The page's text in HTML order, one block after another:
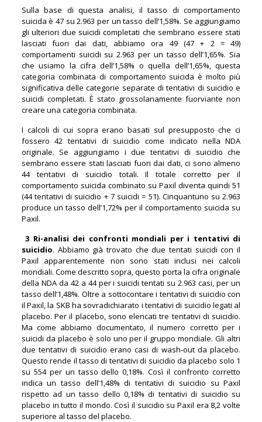
Sulla base di questa analisi, il tasso di comportamento
suicida è 47 su 2.963 per un tasso dell’1,58%. Se aggiungiamo
gli ulteriori due suicidi completati che sembrano essere stati
lasciati fuori dai dati, abbiamo ora 49 (47 + 2 = 49)
comportamenti suicidi su 2.963 per un tasso dell’1,65%. Sia
che usiamo la cifra dell’1,58% o quella dell’1,65%, questa
categoria combinata di comportamento suicida è molto più
significativa delle categorie separate di tentativi di suicidio e
suicidi completati. È stato grossolanamente fuorviante non
creare una categoria combinata.
I calcoli di cui sopra erano basati sul presupposto che ci
fossero 42 tentativi di suicidio come indicato nella NDA
originale. Se aggiungiamo i due tentativi di suicidio che
sembrano essere stati lasciati fuori dai dati, ci sono almeno
44 tentativi di suicidio totali. Il totale corretto per il
comportamento suicida combinato su Paxil diventa quindi 51
(44 tentativi di suicidio + 7 suicidi = 51). Cinquantuno su 2.963
produce un tasso dell’1,72% per il comportamento suicida su
Paxil.
3 Ri-analisi dei confronti mondiali per i tentativi di
suicidio. Abbiamo già trovato che due tentati suicidi con il
Paxil apparentemente non sono stati inclusi nei calcoli
mondiali. Come descritto sopra, questo porta la cifra originale
della NDA da 42 a 44 per i suicidi tentati su 2.963 casi, per un
tasso dell’1,48%. Oltre a sottocontare i tentativi di suicidio con
il Paxil, la SKB ha sovradichiarato i tentativi di suicidio legati al
placebo. Per il placebo, sono elencati tre tentativi di suicidio.
Ma come abbiamo documentato, il numero corretto per i
suicidi da placebo è solo uno per il gruppo mondiale. Gli altri
due tentativi di suicidio erano casi di wash-out da placebo.
Questo rende il tasso di tentativi di suicidio da placebo solo 1
su 554 per un tasso dello 0,18%. Così il confronto corretto
indica un tasso dell’1,48% di tentativi di suicidio su Paxil
rispetto ad un tasso dello 0,18% di tentativi di suicidio su
placebo in tutto il mondo. Così il suicidio su Paxil era 8,2 volte
superiore al tasso del placebo.